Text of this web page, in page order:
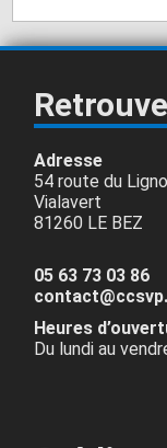
Adresse
54 route du
Vialavert
81260 LE BEZ
05 63 73 03 86
Heures
Du lundi au